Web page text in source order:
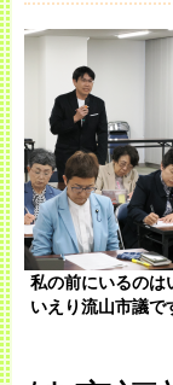
私の前にいるのは
いえり流山市議で